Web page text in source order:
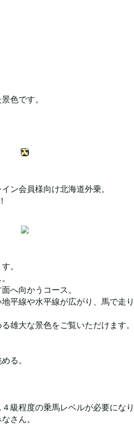
色です。
ン会員様向け北海道外乗。
。
へ向かうコース。
平線や水平線が広がり、馬で走
雄大な景色をご覧いただけます。
る。
級程度の乗馬レベルが必要になり
さん。